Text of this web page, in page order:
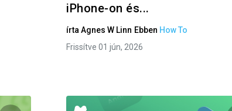
iPhone-on és...
írtaAgnes W Linn Ebben How To
Frissítve 01 jún, 2026